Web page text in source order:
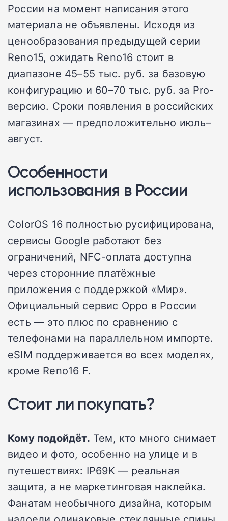
России на момент написания этого
материала не объявлены. Исходя из
ценообразования предыдущей серии
Reno15, ожидать Reno16 стоит в
диапазоне 45–55 тыс. руб. за базовую
конфигурацию и 60–70 тыс. руб. за Pro-
версию. Сроки появления в российских
магазинах — предположительно июль–
август.
Особенности
использования в России
ColorOS 16 полностью русифицирована,
сервисы Google работают без
ограничений, NFC-оплата доступна
через сторонние платёжные
приложения с поддержкой «Мир».
Официальный сервис Oppo в России
есть — это плюс по сравнению с
телефонами на параллельном импорте.
eSIM поддерживается во всех моделях,
кроме Reno16 F.
Стоит ли покупать?
Кому подойдёт. Тем, кто много снимает
видео и фото, особенно на улице и в
путешествиях: IP69K — реальная
защита, а не маркетинговая наклейка.
Фанатам необычного дизайна, которым